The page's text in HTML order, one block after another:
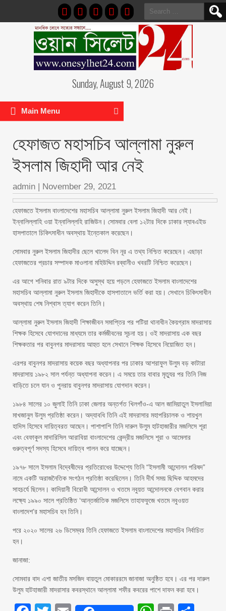
Search
for:
Sunday, August 9, 2026
Main Menu
হেফাজত মহাসচিব আল্লামা নুরুল
ইসলাম জিহাদী আর নেই
admin | November 29, 2021
হেফাজতে ইসলাম বাংলাদেশের মহাসচিব আল্লামা নুরুল ইসলাম জিহাদী আর নেই।
ইন্নালিল্লাহি ওয়া ইন্নালিল্লহি রাজিউন। সোমবার বেলা ১২টার দিকে ঢাকার ল্যাবএইড
হাসপাতালে চিকিৎসাধীন অবস্থায় ইন্তেকাল করেছেন।
সোমবার নুরুল ইসলাম জিহাদীর ছেলে খালেদ বিন নূর এ তথ্য নিশ্চিত করেছেন। এছাড়া
হেফাজতের প্রচার সম্পাদক মাওলানা মহিউদ্দিন রব্বানীও খবরটি নিশ্চিত করেছেন।
এর আগে শনিবার রাত ৯টার দিকে অসুস্থ হয়ে পড়লে হেফাজতে ইসলাম বাংলাদেশের
মহাসচিব আল্লামা নুরুল ইসলাম জিহাদীকে হাসপাতালে ভর্তি করা হয়। সেখানে চিকিৎসাধীন
অবস্থায় শেষ নিশ্বাস ত্যাগ করেন তিনি।
আল্লামা নুরুল ইসলাম জিহাদী শিক্ষাজীবন সমাপ্তির পর পটিয়া থানাধীন কৈয়গ্রাম মাদরাসায়
শিক্ষক হিসেবে যোগদানের মাধ্যমে তার কর্মজীবনের সূচনা হয়। ওই মাদরাসায় এক বছর
শিক্ষকতার পর বাবুনগর মাদরাসায় আহুত হলে সেখানে শিক্ষক হিসেবে নিয়োজিত হন।
এরপর বাবুনগর মাদরাসায় কয়েক বছর অধ্যাপনার পর ঢাকার আশরাফুল উলুম বড় কাটারা
মাদরাসায় ১৯৮২ সাল পর্যন্ত অধ্যাপনা করেন। এ সময়ে তার বাবার মৃত্যুর পর তিনি নিজ
বাড়িতে চলে যান ও পুনরায় বাবুনগর মাদরাসায় যোগদান করেন।
১৯৮৪ সালের ১০ জুলাই তিনি ঢাকা জেলার অন্তর্গত খিলগাঁও-এ আল জামিয়াতুল ইসলামিয়া
মাখজানুল উলুম প্রতিষ্ঠা করেন। অদ্যাবধি তিনি এই মাদরাসার মহাপরিচালক ও শায়খুল
হাদিস হিসেবে দায়িত্বরত আছেন। পাশাপাশি তিনি দারুল উলুম হাটহাজারীর মজলিসে শূরা
এবং বেফাকুল মাদারিসিল আরাবিয়া বাংলাদেশের কেন্দ্রীয় মজলিসে শূরা ও আমেলার
গুরুত্বপূর্ণ সদস্য হিসেবে দায়িত্ব পালন করে যাচ্ছেন।
১৯৭৮ সালে ইসলাম বিদ্বেষীদের প্রতিরোধের উদ্দেশ্যে তিনি “ইসলামী আন্দোলন পরিষদ”
নামে একটি অরাজনৈতিক সংগঠন প্রতিষ্ঠা করেছিলেন। তিনি দীর্ঘ সময় ছিদ্দিক আহমদের
সাহচর্যে ছিলেন। কাদিয়ানী বিরোধী আন্দোলন ও খতমে নবুয়ত আন্দোলনকে বেগবান করার
লক্ষ্যে ১৯৯০ সালে প্রতিষ্ঠিত ‘আন্তর্জাতিক মজলিসে তাহাফফুজে খতমে নবুওয়ত
বাংলাদেশ’র মহাসচিব হন তিনি।
পরে ২০২০ সালের ২৬ ডিসেম্বর তিনি হেফাজতে ইসলাম বাংলাদেশের মহাসচিব নির্বাচিত
হন।
জানাজা:
সোমবার বাদ এশা জাতীয় মসজিদ বায়তুল মোকাররমে জানাজা অনুষ্ঠিত হবে। এর পর দারুল
উলুম হাটহাজারী মাদরাসার কবরস্থানে আল্লামা শফীর কবরের পাশে দাফন করা হবে।